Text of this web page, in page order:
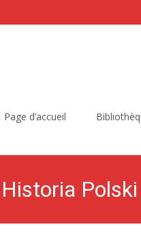
Page d’accueil